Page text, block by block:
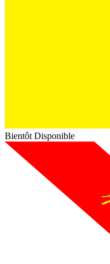
Bientôt Disponible